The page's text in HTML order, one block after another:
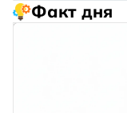
Факт дня